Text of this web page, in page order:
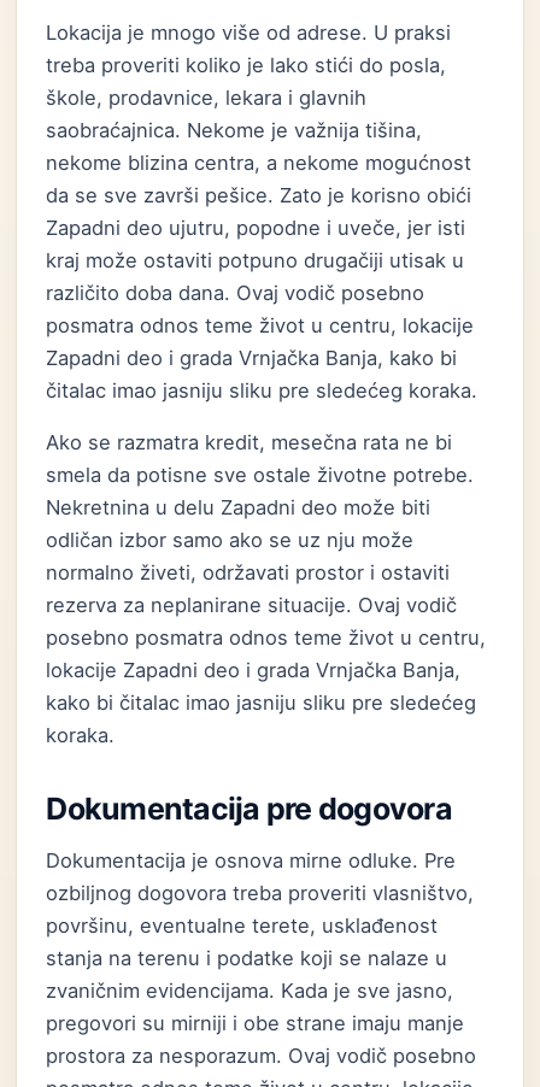
Lokacija je mnogo više od adrese. U praksi
treba proveriti koliko je lako stići do posla,
škole, prodavnice, lekara i glavnih
saobraćajnica. Nekome je važnija tišina,
nekome blizina centra, a nekome mogućnost
da se sve završi pešice. Zato je korisno obići
Zapadni deo ujutru, popodne i uveče, jer isti
kraj može ostaviti potpuno drugačiji utisak u
različito doba dana. Ovaj vodič posebno
posmatra odnos teme život u centru, lokacije
Zapadni deo i grada Vrnjačka Banja, kako bi
čitalac imao jasniju sliku pre sledećeg koraka.
Ako se razmatra kredit, mesečna rata ne bi
smela da potisne sve ostale životne potrebe.
Nekretnina u delu Zapadni deo može biti
odličan izbor samo ako se uz nju može
normalno živeti, održavati prostor i ostaviti
rezerva za neplanirane situacije. Ovaj vodič
posebno posmatra odnos teme život u centru,
lokacije Zapadni deo i grada Vrnjačka Banja,
kako bi čitalac imao jasniju sliku pre sledećeg
koraka.
Dokumentacija pre dogovora
Dokumentacija je osnova mirne odluke. Pre
ozbiljnog dogovora treba proveriti vlasništvo,
površinu, eventualne terete, usklađenost
stanja na terenu i podatke koji se nalaze u
zvaničnim evidencijama. Kada je sve jasno,
pregovori su mirniji i obe strane imaju manje
prostora za nesporazum. Ovaj vodič posebno